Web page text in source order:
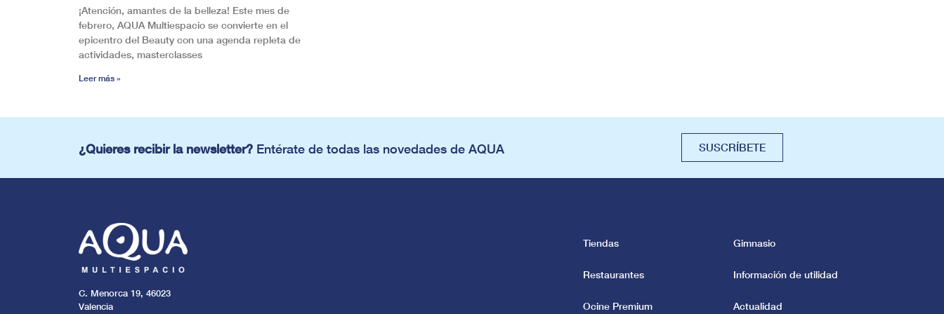
¡Atención, amantes de la belleza! Este mes de
febrero, AQUA Multiespacio se convierte en el
epicentro del Beauty con una agenda repleta de
actividades, masterclasses
Leer más »
¿Quieres recibir la newsletter? Entérate de todas las novedades de AQUA SUSCRÍBETE
C. Menorca 19, 46023
Valencia
Tiendas
Restaurantes
Ocine Premium
Gimnasio
Información de utilidad
Actualidad